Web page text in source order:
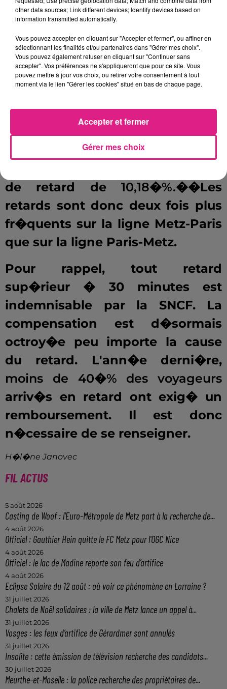
atteint un taux de retard de
20,28�%en 2017. Il arrive donc en
15�me positiondu classement
des trains les moins ponctuels.
Mais � contrario, toujours selon
TGVParis-Metz, lui, a trouv� sa
place au sein du classement des
trains les plus ponctuels. En effet,
de retard de 10,18�%.��Les
retards sont donc deux fois plus
fr�quents sur la ligne Metz-Paris
que sur la ligne Paris-Metz.
Pour rappel, tout retard
sup�rieur � 30 minutes est
indemnisable par la SNCF. La
compensation est d�sormais
octroy�e peu importe la cause
du retard. L'ann�e derni�re,
moins de 40�% des voyageurs
arriv�s en retard ont exig� un
remboursement. Il est donc
n�cessaire de se renseigner.
H�l�ne Janovec
FIL ACTUS
5 août 2026
Casting de Woof : l'Euro-Métropole de Metz part à la recherche de...
4 août 2026
Officiel : Gauthier Hein quitte le FC Metz pour l'OGC Nice
4 août 2026
Officiel : le lac de Madine reporte son feu d’artifice
4 août 2026
Eclipse Solaire du 12 août : où voir ce phénomène en Lorraine ?
31 juillet 2026
Chalets de Noël solidaires : la ville de Metz lance un appel à...
31 juillet 2026
Vosges : les feux d’artifice de Gérardmer sont annulés
31 juillet 2026
Insolite : cette émission de télévision recherche des candidats...
30 juillet 2026
Meurthe-et-Moselle : la police recherche des propriétaires de...
other data sources; Link different devices; Identify devices based on
information transmitted automatically.
Vous pouvez accepter en cliquant sur "Accepter et fermer", ou affiner en
sélectionnant les finalités et/ou partenaires dans "Gérer mes choix".
Vous pouvez également refuser en cliquant sur "Continuer sans
accepter". Vos préférences ne s'appliqueront que pour ce site. Vous
pouvez mettre à jour vos choix, ou retirer votre consentement à tout
moment via le lien "Gérer les cookies" situé en bas de chaque page.
Gérer mes choix
Accepter et fermer